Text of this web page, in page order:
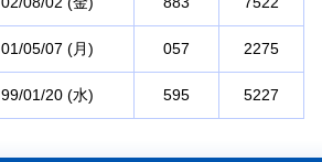
01/05/07 (月) 057 2275
99/01/20 (水) 595 5227